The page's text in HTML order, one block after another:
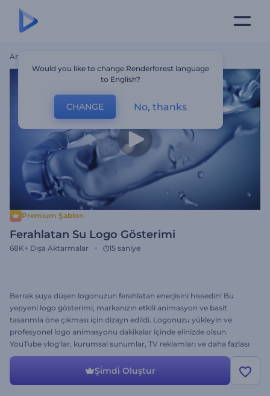
Ana Sayfa
Premium Şablon
Ferahlatan Su Logo Gösterimi
68K+ Dışa Aktarmalar 15 saniye
Berrak suya düşen logonuzun ferahlatan enerjisini hissedin! Bu
yepyeni logo gösterimi, markanızın etkili animasyon ve basit
tasarımla öne çıkması için dizayn edildi. Logonuzu yükleyin ve
profesyonel logo animasyonu dakikalar içinde elinizde olsun.
YouTube vlog'lar, kurumsal sunumlar, TV reklamları ve daha fazlası
için mükemmel bir seçim! Mükemmel bir logo animasyonu için
daha ne isteyebilirsiniz? Bu şablonu hemen şimdi deneyin!
Şi̇mdi̇ Oluştur
Would you like to change Renderforest language
to English?
CHANGE No, thanks